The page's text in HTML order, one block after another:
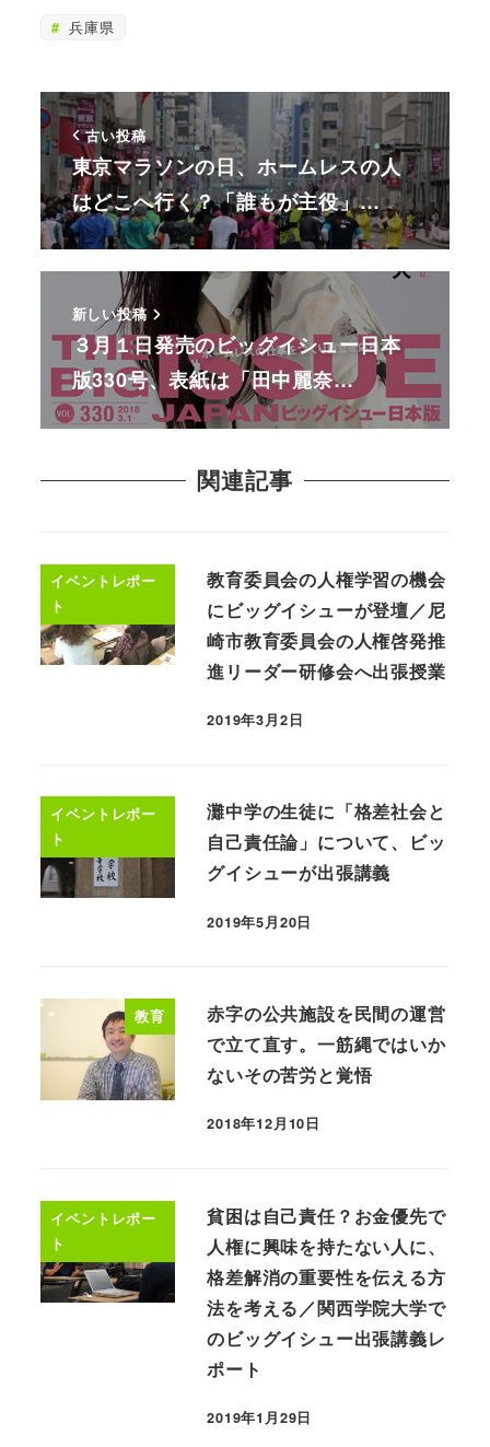
兵庫県
古い投稿
東京マラソンの日、ホームレスの人
はどこへ行く？「誰もが主役」…
新しい投稿
３月１日発売のビッグイシュー日本
版330号、表紙は「田中麗奈…
関連記事
イベントレポー
ト
教育委員会の人権学習の機会
にビッグイシューが登壇／尼
崎市教育委員会の人権啓発推
進リーダー研修会へ出張授業
2019年3月2日
イベントレポー
ト
灘中学の生徒に「格差社会と
自己責任論」について、ビッ
グイシューが出張講義
2019年5月20日
教育
赤字の公共施設を民間の運営
で立て直す。一筋縄ではいか
ないその苦労と覚悟
2018年12月10日
イベントレポー
ト
貧困は自己責任？お金優先で
人権に興味を持たない人に、
格差解消の重要性を伝える方
法を考える／関西学院大学で
のビッグイシュー出張講義レ
ポート
2019年1月29日